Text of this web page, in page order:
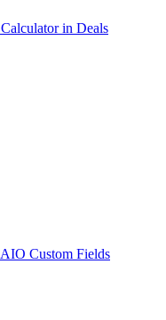
Calculator in Deals
AIO Custom Fields